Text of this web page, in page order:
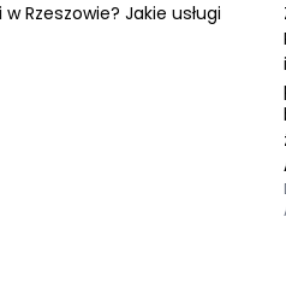
Rzeszowie? Jakie usługi